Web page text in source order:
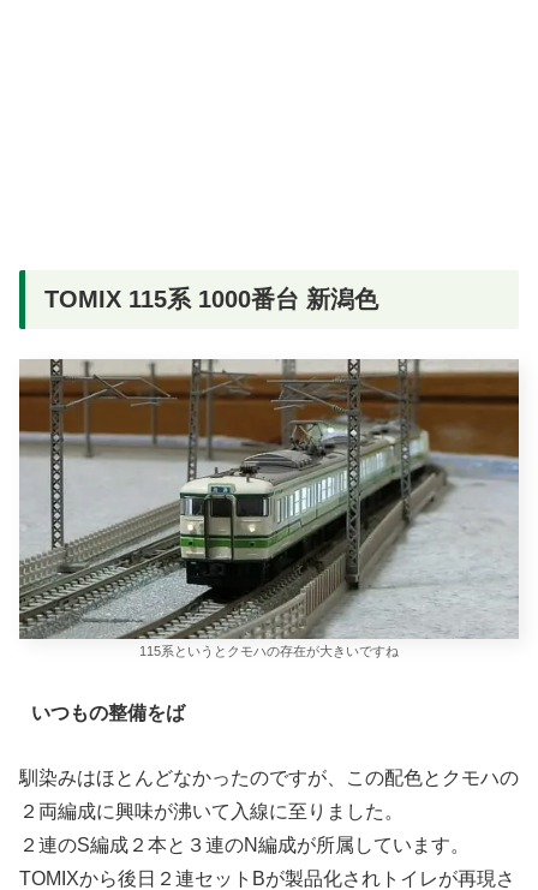
TOMIX 115系 1000番台 新潟色
115系というとクモハの存在が大きいですね
いつもの整備をば
馴染みはほとんどなかったのですが、この配色とクモハの
２両編成に興味が沸いて入線に至りました。
２連のS編成２本と３連のN編成が所属しています。
TOMIXから後日２連セットBが製品化されトイレが再現さ